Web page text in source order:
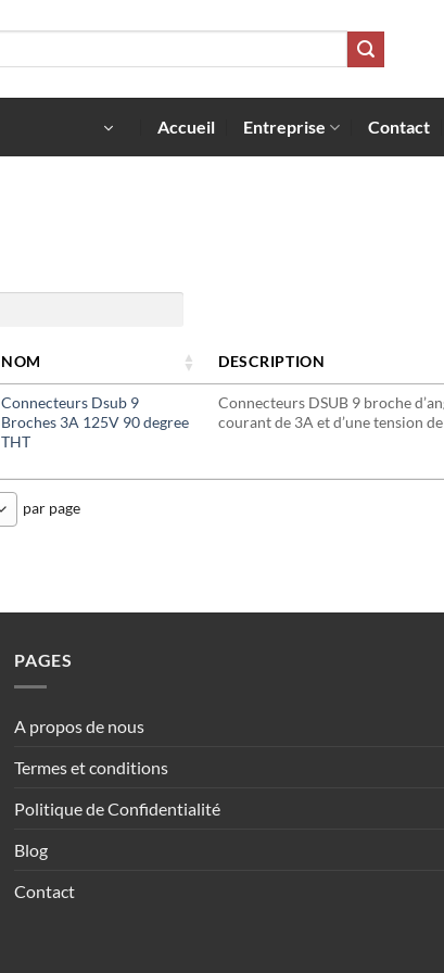
Accueil Entreprise Contact
NOM DESCRIPTION
Connecteurs Dsub 9
Broches 3A 125V 90 degree
THT
Connecteurs DSUB 9 broche
courant de 3A et d’une tension
par page
PAGES
A propos de nous
Termes et conditions
Politique de Confidentialité
Blog
Contact